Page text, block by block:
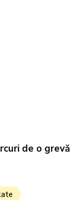
de o grevă